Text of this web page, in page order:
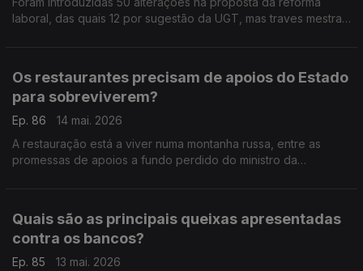
laboral, das quais 12 por sugestão da UGT, mas traves mestras
Os restaurantes precisam de apoios do Estado
para sobreviverem?
Ep. 86
14 mai. 2026
A restauração está a viver numa montanha russa, entre as
promessas de apoios a fundo perdido do ministro da
Quais são as principais queixas apresentadas
contra os bancos?
Ep. 85
13 mai. 2026